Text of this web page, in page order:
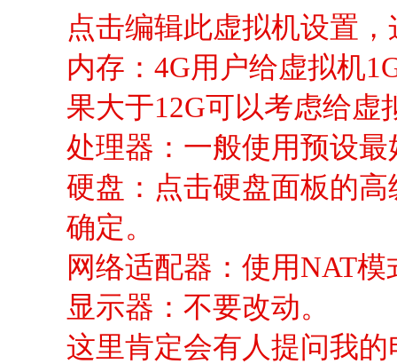
点击编辑此虚拟机设置
内存：4G用户给虚拟机
果大于12G可以考虑给虚
处理器：一般使用预设
硬盘：点击硬盘面板的
确定。
网络适配器：使用NAT
显示器：不要改动。
这里肯定会有人提问我